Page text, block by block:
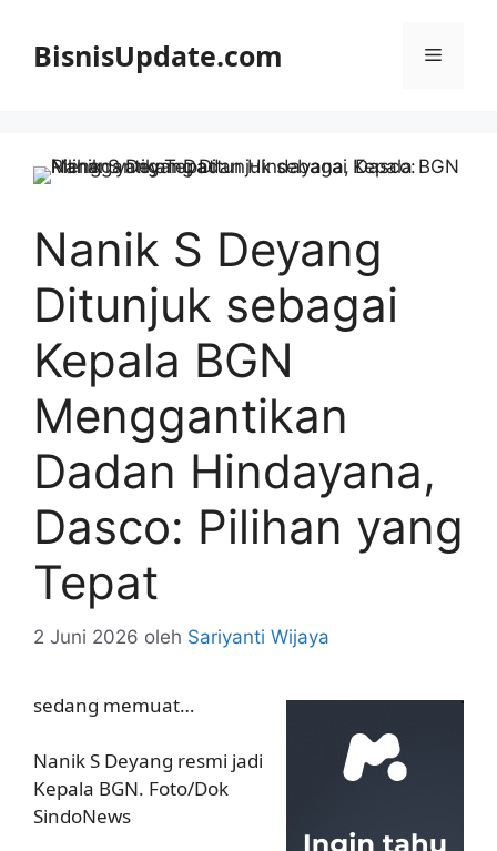
BisnisUpdate.com Menu
Nanik S Deyang
Ditunjuk sebagai
Kepala BGN
Menggantikan
Dadan Hindayana,
Dasco: Pilihan yang
Tepat
2 Juni 2026 oleh Sariyanti Wijaya
sedang memuat…
Nanik S Deyang resmi jadi
Kepala BGN. Foto/Dok
SindoNews